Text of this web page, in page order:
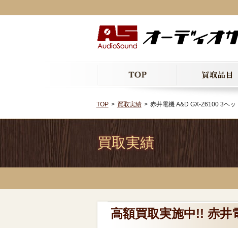
TOP 買取実績 赤井電機 A&D GX-Z6100 3ヘッ
買取実績
高額買取実施中!! 赤